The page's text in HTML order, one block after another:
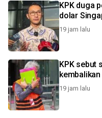
KPK duga
dolar
19 jam lalu
KPK sebut
19 jam lalu